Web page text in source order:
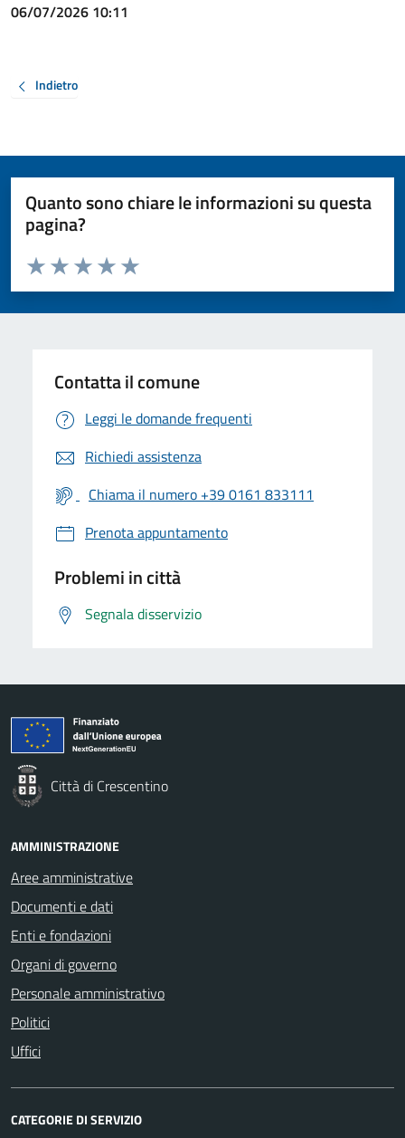
06/07/2026 10:11
Indietro
Quanto sono chiare le informazioni su questa
pagina?
Valuta da 1 a 5 stelle la pagina
Valuta 5 stelle su 5
Valuta 4 stelle su 5
Valuta 3 stelle su 5
Valuta 2 stelle su 5
Valuta 1 stelle su 5
Contatta il comune
Leggi le domande frequenti
Richiedi assistenza
Chiama il numero +39 0161 833111
Prenota appuntamento
Problemi in città
Segnala disservizio
Città di Crescentino
AMMINISTRAZIONE
Aree amministrative
Documenti e dati
Enti e fondazioni
Organi di governo
Personale amministrativo
Politici
Uffici
CATEGORIE DI SERVIZIO